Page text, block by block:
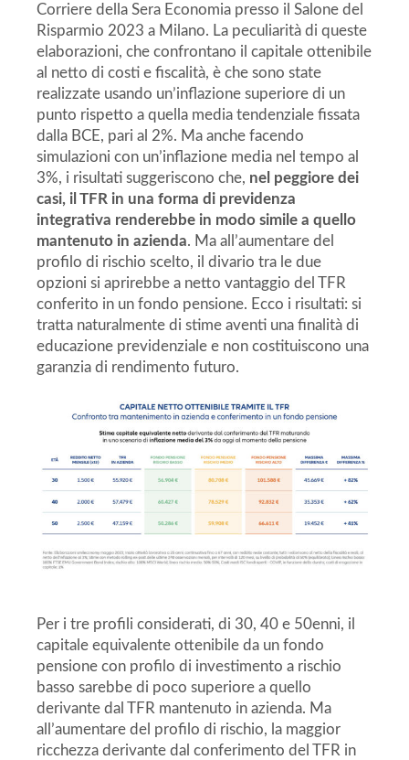
Corriere della Sera Economia presso il Salone del
Risparmio 2023 a Milano. La peculiarità di queste
elaborazioni, che confrontano il capitale ottenibile
al netto di costi e fiscalità, è che sono state
realizzate usando un’inflazione superiore di un
punto rispetto a quella media tendenziale fissata
dalla BCE, pari al 2%. Ma anche facendo
simulazioni con un’inflazione media nel tempo al
3%, i risultati suggeriscono che, nel peggiore dei
casi, il TFR in una forma di previdenza
integrativa renderebbe in modo simile a quello
mantenuto in azienda. Ma all’aumentare del
profilo di rischio scelto, il divario tra le due
opzioni si aprirebbe a netto vantaggio del TFR
conferito in un fondo pensione. Ecco i risultati: si
tratta naturalmente di stime aventi una finalità di
educazione previdenziale e non costituiscono una
garanzia di rendimento futuro.
Per i tre profili considerati, di 30, 40 e 50enni, il
capitale equivalente ottenibile da un fondo
pensione con profilo di investimento a rischio
basso sarebbe di poco superiore a quello
derivante dal TFR mantenuto in azienda. Ma
all’aumentare del profilo di rischio, la maggior
ricchezza derivante dal conferimento del TFR in